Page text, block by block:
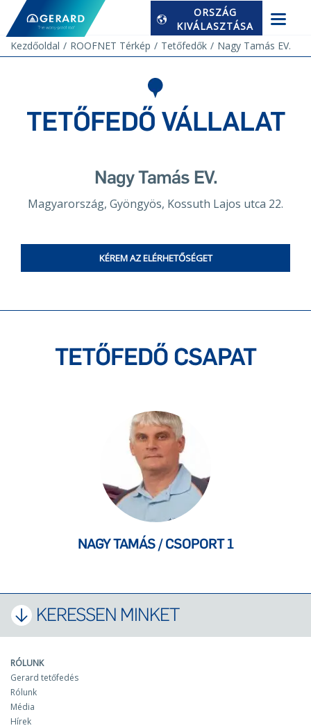
ORSZÁG
KIVÁLASZTÁSA
Kezdőoldal
ROOFNET Térkép Tetőfedők Nagy Tamás EV.
TETŐFEDŐ VÁLLALAT
Nagy Tamás EV.
Magyarország, Gyöngyös, Kossuth Lajos utca 22.
KÉREM AZ ELÉRHETŐSÉGET
TETŐFEDŐ CSAPAT
NAGY TAMÁS / CSOPORT 1
KERESSEN MINKET
RÓLUNK
Gerard tetőfedés
Rólunk
Média
Hírek